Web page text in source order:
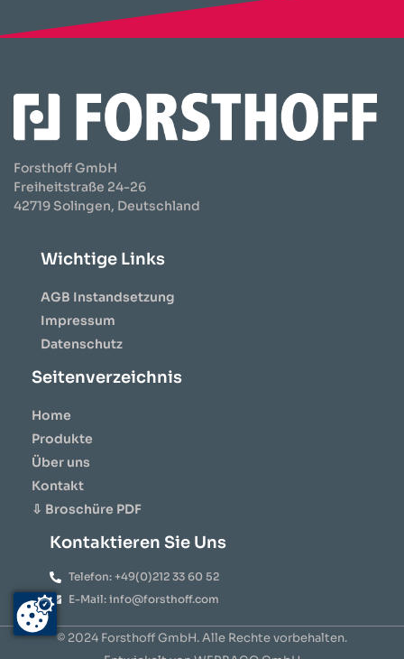
Forsthoff GmbH
Freiheitstraße 24-26
42719 Solingen, Deutschland
Wichtige Links
AGB Instandsetzung
Impressum
Datenschutz
Seitenverzeichnis
Home
Produkte
Über uns
Kontakt
⇩ Broschüre PDF
Kontaktieren Sie Uns
Telefon: +49(0)212 33 60 52
E-Mail: info@forsthoff.com
© 2024 Forsthoff GmbH. Alle Rechte vorbehalten.